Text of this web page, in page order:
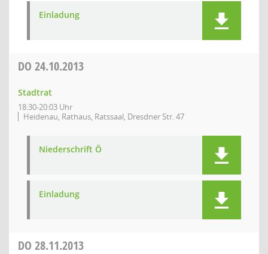
Einladung
DO 24.10.2013
Stadtrat
18:30-20:03 Uhr
Heidenau, Rathaus, Ratssaal, Dresdner Str. 47
Niederschrift Ö
Einladung
DO 28.11.2013